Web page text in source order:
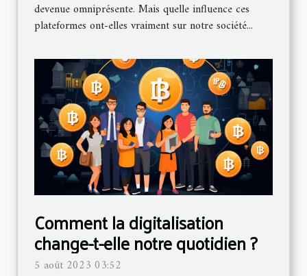
devenue omniprésente. Mais quelle influence ces
plateformes ont-elles vraiment sur notre société...
Comment la digitalisation
change-t-elle notre quotidien ?
5 août 2023 03:52